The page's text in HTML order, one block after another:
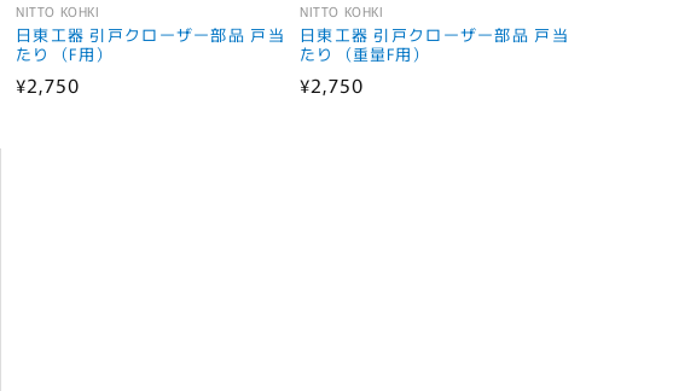
販
売
元:
NITTO KOHKI
日東工器 引戸クローザー部品 戸当
たり （F用）
通
¥2,750
販
売
元:
NITTO KOHKI
日東工器 引戸クローザー部品 戸当
たり （重量F用）
通
¥2,750